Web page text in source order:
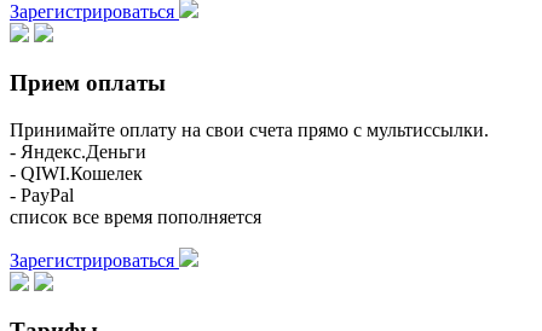
Зарегистрироваться
Прием оплаты
Принимайте оплату на свои счета прямо с мультиссылки.
- Яндекс.Деньги
- QIWI.Кошелек
- PayPal
список все время пополняется
Зарегистрироваться